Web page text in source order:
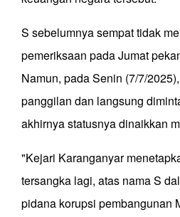
S sebelumnya sempat tidak
pemeriksaan pada Jumat
Namun, pada Senin (7/7/
panggilan dan langsung
akhirnya statusnya dinaikkan
"Kejari Karanganyar
tersangka lagi, atas nama S
pidana korupsi pembangunan